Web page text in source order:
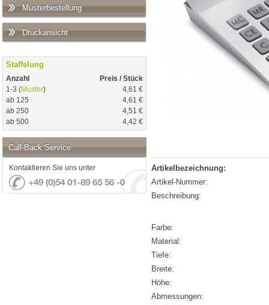
Musterbestellung
Druckansicht
Staffelung
Anzahl
Preis / Stück
1-3 (Muster)
4,61 €
ab 125
4,61 €
ab 250
4,51 €
ab 500
4,42 €
Call-Back Service
Kontaktieren Sie uns unter
Artikelbezeichnung:
Artikel-Nummer:
Beschreibung:
Farbe:
Material:
Tiefe:
Breite:
Höhe:
Abmessungen: